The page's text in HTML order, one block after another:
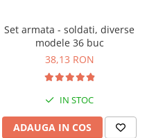
Set armata - soldati, diverse
modele 36 buc
38,13 RON
IN STOC
ADAUGA IN COS